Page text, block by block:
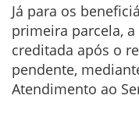
Já para os
primeira parcela,
creditada após o
pendente,
Atendimento ao